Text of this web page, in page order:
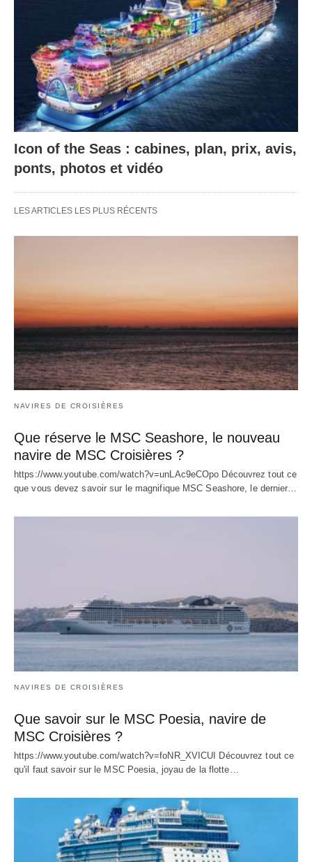
Icon of the Seas : cabines, plan, prix, avis,
ponts, photos et vidéo
LES ARTICLES LES PLUS RÉCENTS
NAVIRES DE CROISIÈRES
Que réserve le MSC Seashore, le nouveau
navire de MSC Croisières ?
https://www.youtube.com/watch?v=unLAc9eCOpo Découvrez tout ce
que vous devez savoir sur le magnifique MSC Seashore, le dernier…
NAVIRES DE CROISIÈRES
Que savoir sur le MSC Poesia, navire de
MSC Croisières ?
https://www.youtube.com/watch?v=foNR_XVICUI Découvrez tout ce
qu'il faut savoir sur le MSC Poesia, joyau de la flotte…